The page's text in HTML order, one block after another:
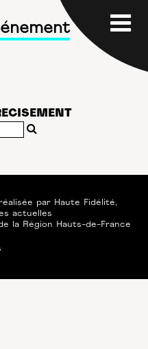
par Haute Fidélité,
actuelles
la Région Hauts-de-France